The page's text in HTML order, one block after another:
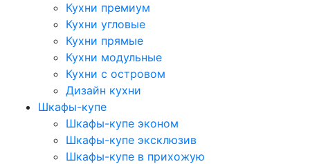
Кухни премиум
Кухни угловые
Кухни прямые
Кухни модульные
Кухни с островом
Дизайн кухни
Шкафы-купе
Шкафы-купе эконом
Шкафы-купе эксклюзив
Шкафы-купе в прихожую